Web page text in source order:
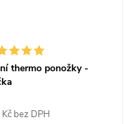
thermo ponožky -
bez DPH